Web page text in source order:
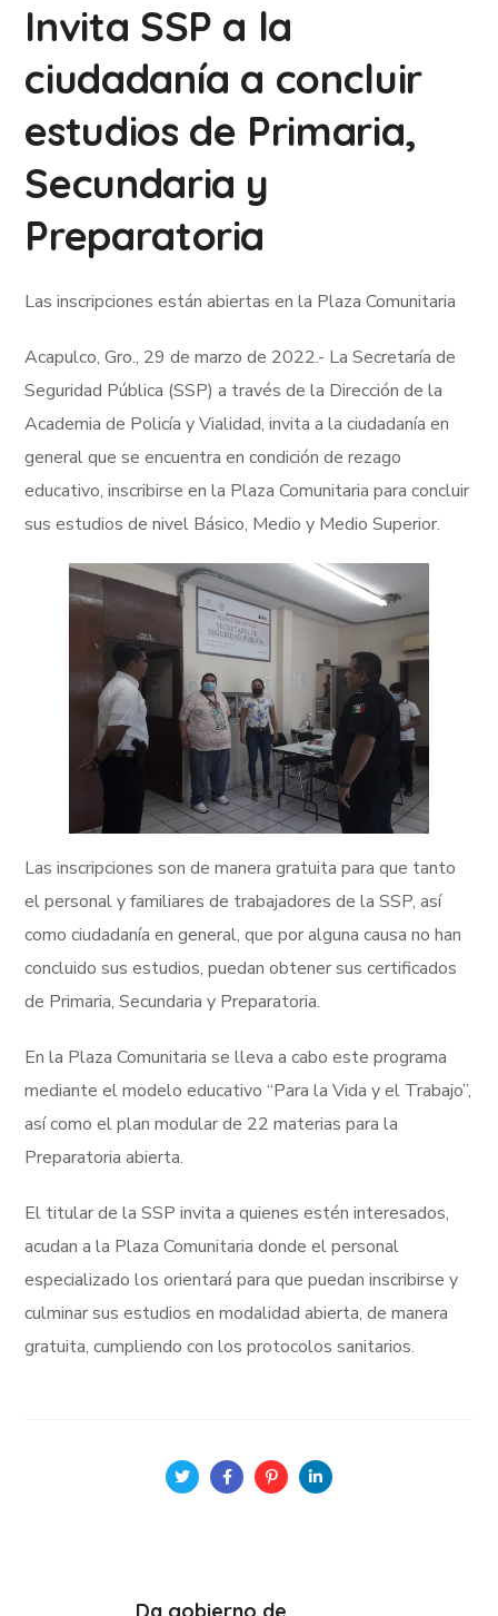
Invita SSP a la
ciudadanía a concluir
estudios de Primaria,
Secundaria y
Preparatoria
Las inscripciones están abiertas en la Plaza Comunitaria
Acapulco, Gro., 29 de marzo de 2022.- La Secretaría de
Seguridad Pública (SSP) a través de la Dirección de la
Academia de Policía y Vialidad, invita a la ciudadanía en
general que se encuentra en condición de rezago
educativo, inscribirse en la Plaza Comunitaria para concluir
sus estudios de nivel Básico, Medio y Medio Superior.
Las inscripciones son de manera gratuita para que tanto
el personal y familiares de trabajadores de la SSP, así
como ciudadanía en general, que por alguna causa no han
concluido sus estudios, puedan obtener sus certificados
de Primaria, Secundaria y Preparatoria.
En la Plaza Comunitaria se lleva a cabo este programa
mediante el modelo educativo “Para la Vida y el Trabajo”,
así como el plan modular de 22 materias para la
Preparatoria abierta.
El titular de la SSP invita a quienes estén interesados,
acudan a la Plaza Comunitaria donde el personal
especializado los orientará para que puedan inscribirse y
culminar sus estudios en modalidad abierta, de manera
gratuita, cumpliendo con los protocolos sanitarios.
Da gobierno de